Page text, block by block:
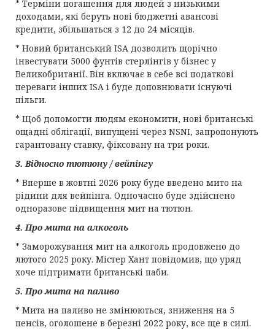
* Терміни погашення для людей з низькими
доходами, які беруть нові бюджетні авансові
кредити, збільшаться з 12 до 24 місяців.
* Новий британський ISA дозволить щорічно
інвестувати 5000 фунтів стерлінгів у бізнес у
Великобританії. Він включає в себе всі податкові
переваги інших ISA і буде доповнювати існуючі
пільги.
* Щоб допомогти людям економити, нові британські
ощадні облігації, випущені через NSNI, запропонують
гарантовану ставку, фіксовану на три роки.
3. Відносно тютюну / вейпінгу
* Вперше в жовтні 2026 року буде введено мито на
рідини для вейпінга. Одночасно буде здійснено
одноразове підвищення мит на тютюн.
4. Про мита на алкоголь
* Заморожування мит на алкоголь продовжено до
лютого 2025 року. Містер Хант повідомив, що уряд
хоче підтримати британські паби.
5. Про мита на паливо
* Мита на паливо не змінюються, зниження на 5
пенсів, оголошене в березні 2022 року, все ще в силі.